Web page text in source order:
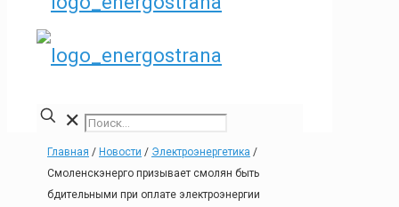
✕
Главная / Новости / Электроэнергетика /
Смоленскэнерго призывает смолян быть
бдительными при оплате электроэнергии